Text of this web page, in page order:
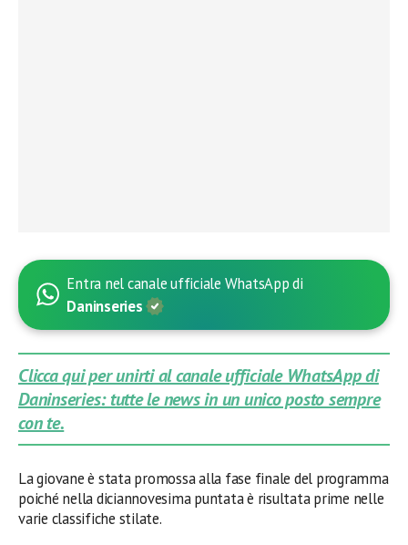
Entra nel canale ufficiale WhatsApp di
Daninseries
Clicca qui per unirti al canale ufficiale WhatsApp di
Daninseries: tutte le news in un unico posto sempre
con te.
La giovane è stata promossa alla fase finale del programma
poiché nella diciannovesima puntata è risultata prime nelle
varie classifiche stilate.